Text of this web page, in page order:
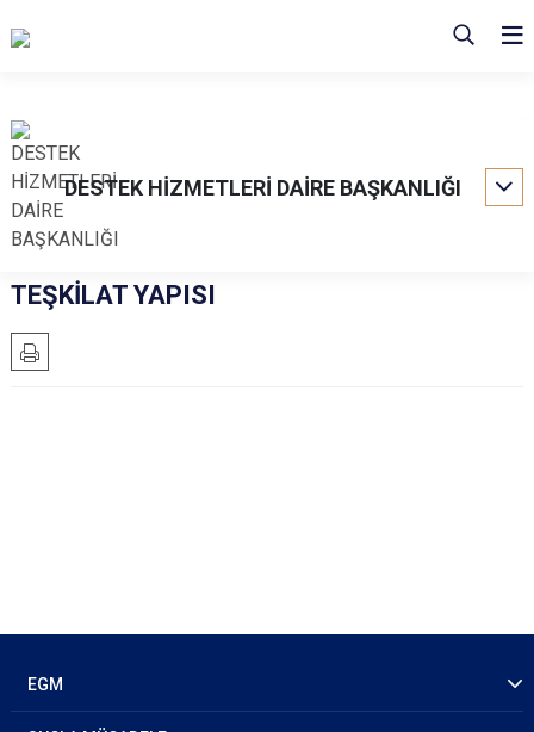
DESTEK HİZMETLERİ DAİRE BAŞKANLIĞI
TEŞKİLAT YAPISI
EGM